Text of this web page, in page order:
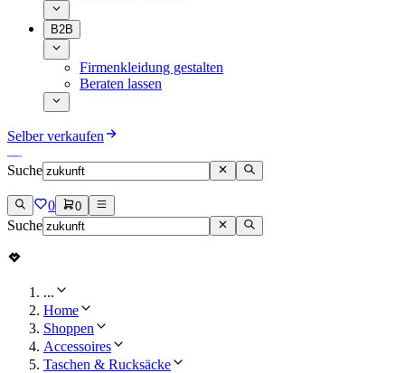
B2B
Firmenkleidung gestalten
Beraten lassen
Selber verkaufen
Suche
0 0
Suche
...
Home
Shoppen
Accessoires
Taschen & Rucksäcke